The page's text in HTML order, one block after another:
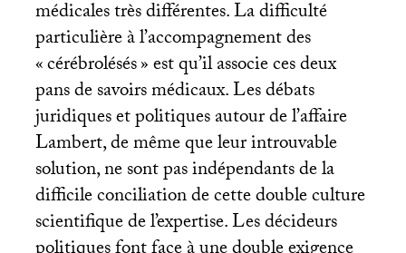
médicales très différentes. La difficulté
particulière à l’accompagnement des
«cérébrolésés» est qu’il associe ces deux
pans de savoirs médicaux. Les débats
juridiques et politiques autour de l’affaire
Lambert, de même que leur introuvable
solution, ne sont pas indépendants de la
difficile conciliation de cette double culture
scientifique de l’expertise. Les décideurs